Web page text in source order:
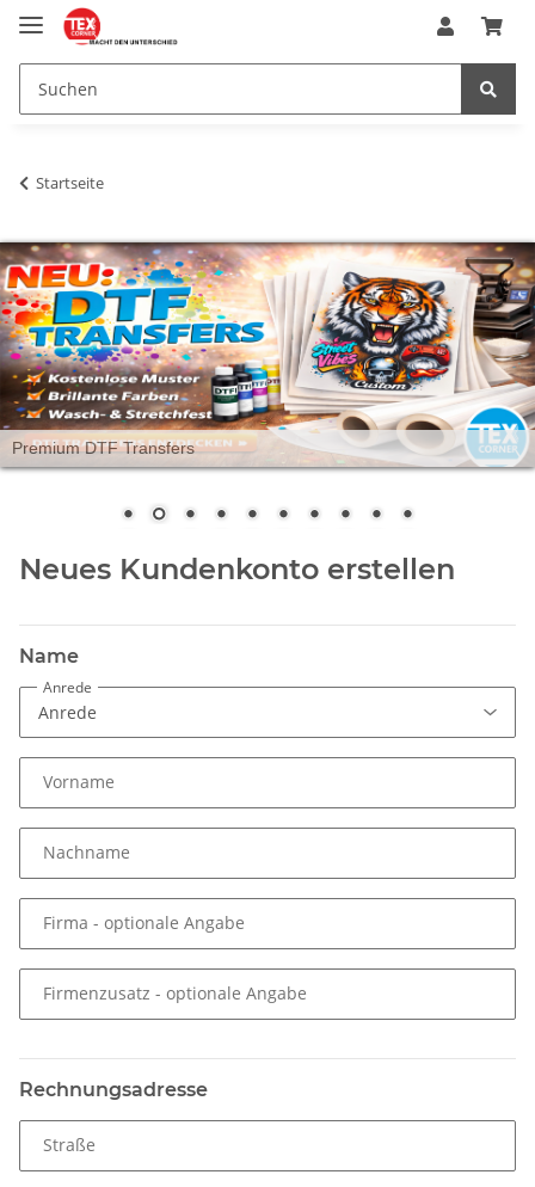
Startseite
Premium DTF Transfers
Neues Kundenkonto erstellen
Name
Anrede
Vorname
Nachname
Firma - optionale Angabe
Firmenzusatz - optionale Angabe
Rechnungsadresse
Straße